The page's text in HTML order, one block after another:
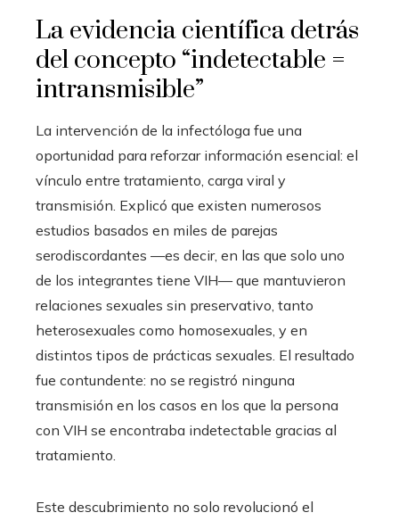
La evidencia científica detrás
del concepto “indetectable =
intransmisible”
La intervención de la infectóloga fue una
oportunidad para reforzar información esencial: el
vínculo entre tratamiento, carga viral y
transmisión. Explicó que existen numerosos
estudios basados en miles de parejas
serodiscordantes —es decir, en las que solo uno
de los integrantes tiene VIH— que mantuvieron
relaciones sexuales sin preservativo, tanto
heterosexuales como homosexuales, y en
distintos tipos de prácticas sexuales. El resultado
fue contundente: no se registró ninguna
transmisión en los casos en los que la persona
con VIH se encontraba indetectable gracias al
tratamiento.
Este descubrimiento no solo revolucionó el